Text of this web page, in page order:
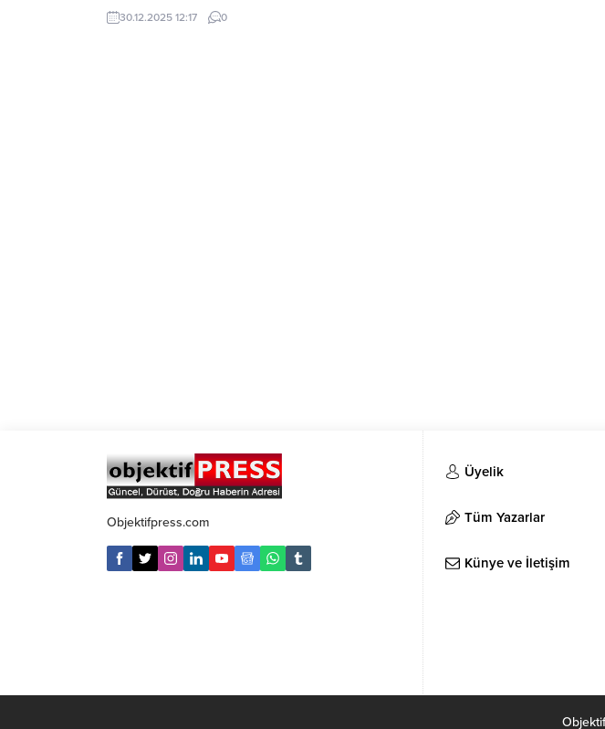
için Şanlıurfa Büyükşehir Belediyesi
ekipleri, gece gündüz sahada görev
30.12.2025 12:17 0
Objektifpress.com
Üyelik
Tüm Yazarlar
Künye ve İletişim